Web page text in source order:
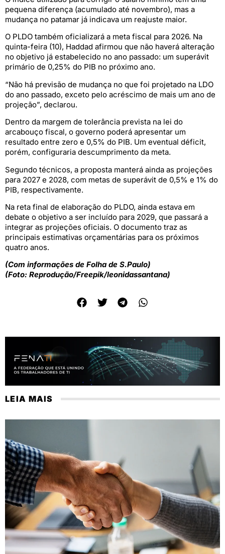
pequena diferença (acumulado até novembro), mas a
mudança no patamar já indicava um reajuste maior.
O PLDO também oficializará a meta fiscal para 2026. Na
quinta-feira (10), Haddad afirmou que não haverá alteração
no objetivo já estabelecido no ano passado: um superávit
primário de 0,25% do PIB no próximo ano.
“Não há previsão de mudança no que foi projetado na LDO
do ano passado, exceto pelo acréscimo de mais um ano de
projeção”, declarou.
Dentro da margem de tolerância prevista na lei do
arcabouço fiscal, o governo poderá apresentar um
resultado entre zero e 0,5% do PIB. Um eventual déficit,
porém, configuraria descumprimento da meta.
Segundo técnicos, a proposta manterá ainda as projeções
para 2027 e 2028, com metas de superávit de 0,5% e 1% do
PIB, respectivamente.
Na reta final de elaboração do PLDO, ainda estava em
debate o objetivo a ser incluído para 2029, que passará a
integrar as projeções oficiais. O documento traz as
principais estimativas orçamentárias para os próximos
quatro anos.
(Com informações de Folha de S.Paulo)
(Foto: Reprodução/Freepik/leonidassantana)
LEIA MAIS